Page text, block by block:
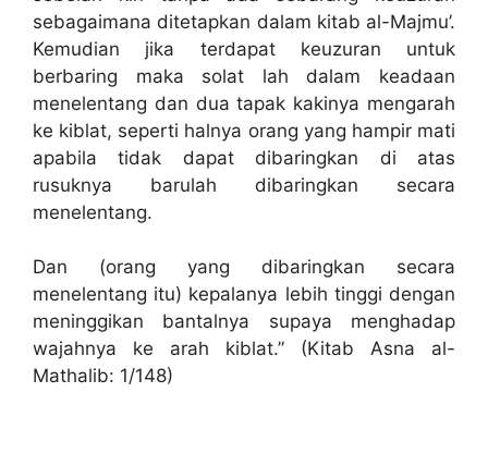
sebagaimana ditetapkan dalam kitab al-Majmu’.
Kemudian jika terdapat keuzuran untuk
berbaring maka solat lah dalam keadaan
menelentang dan dua tapak kakinya mengarah
ke kiblat, seperti halnya orang yang hampir mati
apabila tidak dapat dibaringkan di atas
rusuknya barulah dibaringkan secara
menelentang.
Dan (orang yang dibaringkan secara
menelentang itu) kepalanya lebih tinggi dengan
meninggikan bantalnya supaya menghadap
wajahnya ke arah kiblat.” (Kitab Asna al-
Mathalib: 1/148)